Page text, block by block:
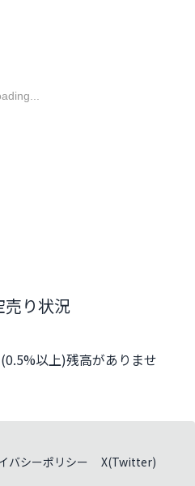
売り状況
以上)残高がありませ
バシーポリシー X(Twitter)